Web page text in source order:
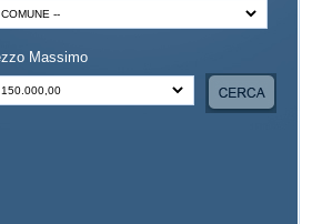
Massimo